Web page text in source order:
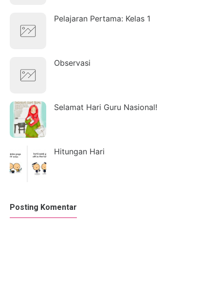
Pelajaran Pertama: Kelas 1
Observasi
Selamat Hari Guru Nasional!
Hitungan Hari
Posting Komentar